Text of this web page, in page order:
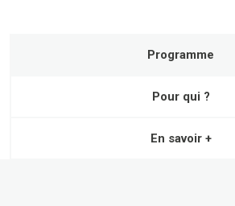
Programme
Pour qui ?
En savoir +